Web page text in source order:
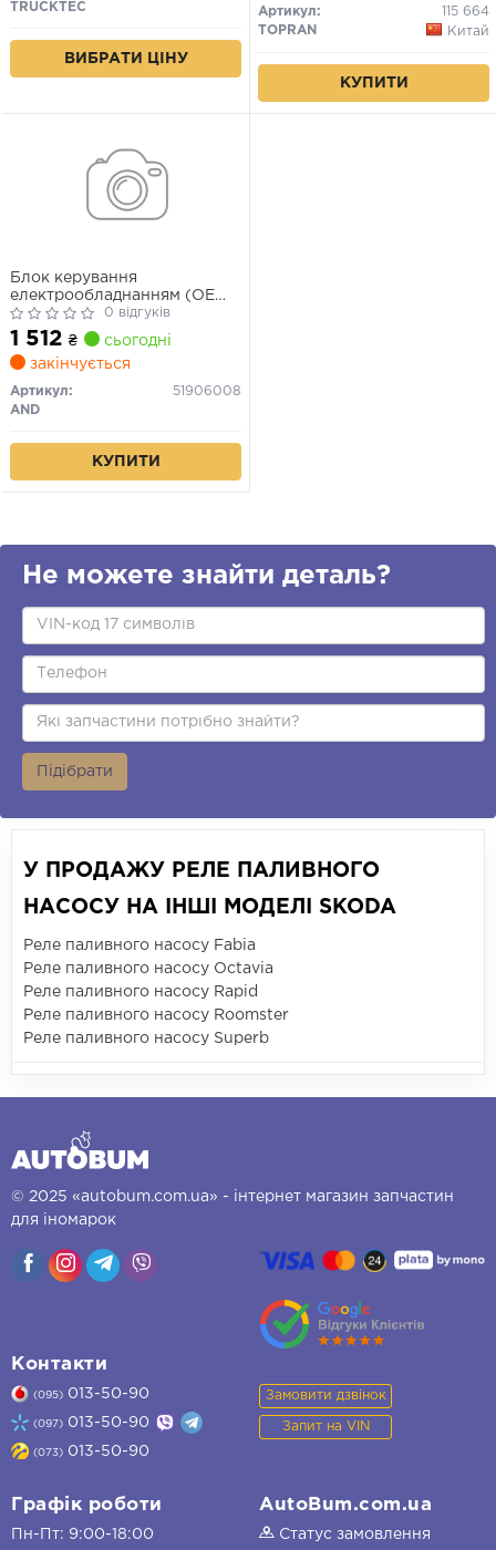
TRUCKTEC
ВИБРАТИ ЦІНУ
Артикул:
115 664
TOPRAN
Китай
КУПИТИ
Блок керування
електрообладнанням (OE
якість)
0 відгуків
1 512 ₴
сьогодні
закінчується
Артикул:
51906008
AND
КУПИТИ
Не можете знайти деталь?
Підібрати
У ПРОДАЖУ РЕЛЕ ПАЛИВНОГО
НАСОСУ НА ІНШІ МОДЕЛІ SKODA
Реле паливного насосу Fabia
Реле паливного насосу Octavia
Реле паливного насосу Rapid
Реле паливного насосу Roomster
Реле паливного насосу Superb
© 2025 «autobum.com.ua» - інтернет магазин запчастин
для іномарок
Контакти
(095) 013-50-90
(097) 013-50-90
(073) 013-50-90
Замовити дзвінок
Запит на VIN
Графік роботи
Пн-Пт: 9:00-18:00
AutoBum.com.ua
Статус замовлення